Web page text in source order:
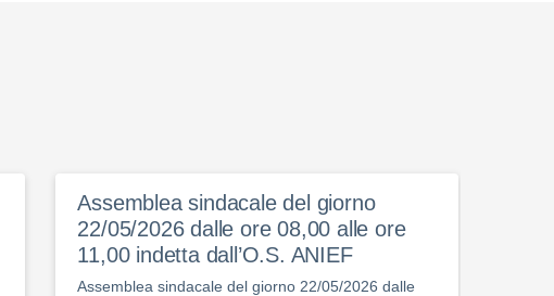
Assemblea sindacale del giorno
22/05/2026 dalle ore 08,00 alle ore
11,00 indetta dall’O.S. ANIEF
Assemblea sindacale del giorno 22/05/2026 dalle